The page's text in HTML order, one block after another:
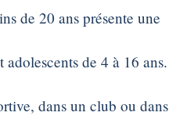
de 20 ans présente une
de 4 à 16 ans.
dans un club ou dans